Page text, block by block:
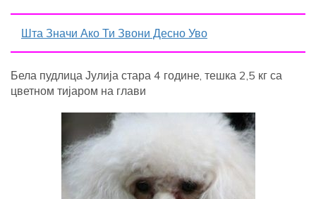
Шта Значи Ако Ти Звони Десно Уво
Бела пудлица Јулија стара 4 године, тешка 2,5 кг са
цветном тијаром на глави